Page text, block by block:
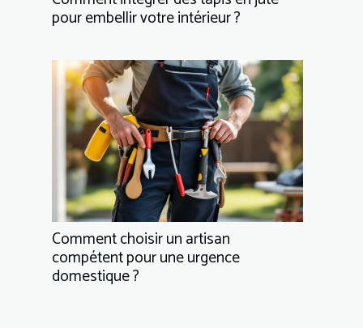
pour embellir votre intérieur ?
Comment choisir un artisan
compétent pour une urgence
domestique ?